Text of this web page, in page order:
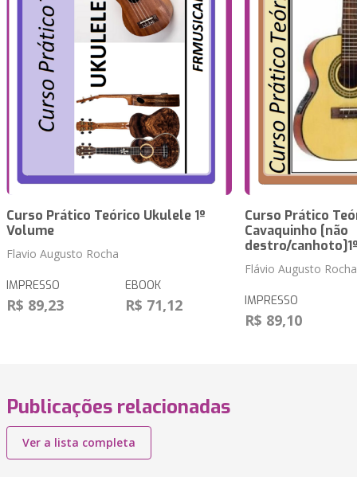
Curso Prático Teórico Ukulele 1º
Volume
Flavio Augusto Rocha
IMPRESSO
R$ 89,23
EBOOK
R$ 71,12
Curso Prático
Cavaquinho [não
destro/
Flávio Augusto Rocha
IMPRESSO
R$ 89,10
Publicações relacionadas
Ver a lista completa